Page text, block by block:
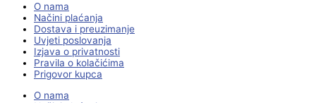
O nama
Načini plaćanja
Dostava i preuzimanje
Uvjeti poslovanja
Izjava o privatnosti
Pravila o kolačićima
Prigovor kupca
O nama